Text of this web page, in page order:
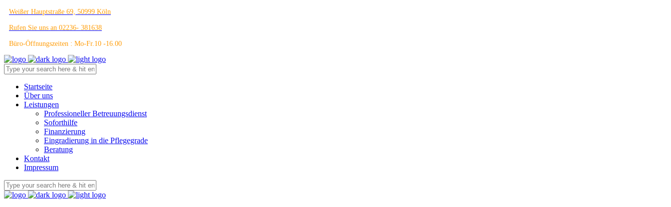
Weißer Hauptstraße 69, 50999 Köln
Rufen Sie uns an 02236- 381638
Büro-Öffnungszeiten : Mo-Fr.10 -16.00
Startseite
Über uns
Leistungen
Professioneller Betreuungsdienst
Soforthilfe
Finanzierung
Eingradierung in die Pflegegrade
Beratung
Kontakt
Impressum